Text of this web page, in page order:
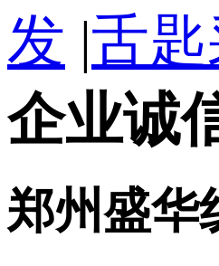
发 |舌
企业诚
郑州盛华